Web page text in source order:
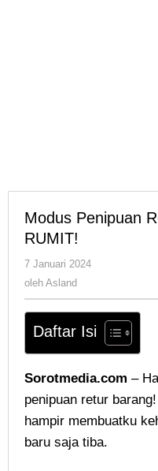
Modus Penipuan
RUMIT!
7 Januari 2024
oleh Asland
Daftar Isi
Sorotmedia.com –
penipuan retur
hampir membuatku
baru saja tiba.